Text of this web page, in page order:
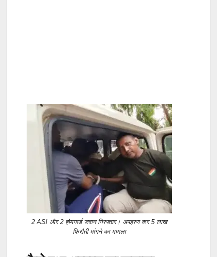
2 ASI और 2 होमगार्ड जवान गिरफ्तार। अपहरण कर 5 लाख
फिरौती मांगने का मामला